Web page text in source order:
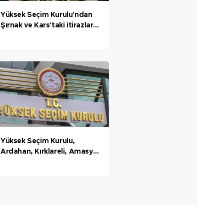
Yüksek Seçim Kurulu'ndan
Şırnak ve Kars'taki itirazlar
Yüksek Seçim Kurulu,
Ardahan, Kırklareli, Amasya,